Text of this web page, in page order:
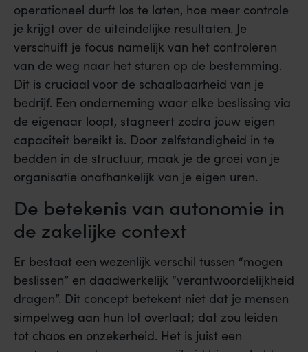
operationeel durft los te laten, hoe meer controle
je krijgt over de uiteindelijke resultaten. Je
verschuift je focus namelijk van het controleren
van de weg naar het sturen op de bestemming.
Dit is cruciaal voor de schaalbaarheid van je
bedrijf. Een onderneming waar elke beslissing via
de eigenaar loopt, stagneert zodra jouw eigen
capaciteit bereikt is. Door zelfstandigheid in te
bedden in de structuur, maak je de groei van je
organisatie onafhankelijk van je eigen uren.
De betekenis van autonomie in
de zakelijke context
Er bestaat een wezenlijk verschil tussen “mogen
beslissen” en daadwerkelijk “verantwoordelijkheid
dragen”. Dit concept betekent niet dat je mensen
simpelweg aan hun lot overlaat; dat zou leiden
tot chaos en onzekerheid. Het is juist een